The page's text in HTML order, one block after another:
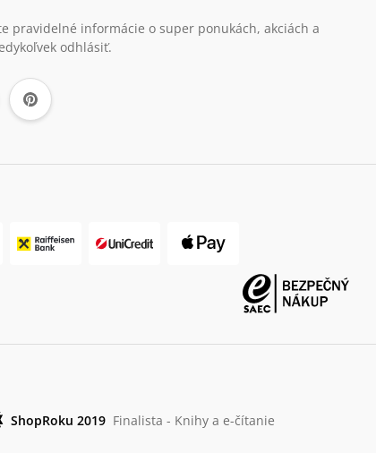
pravidelné informácie o super ponukách, akciách a
odhlásiť.
ShopRoku 2019 Finalista - Knihy a e-čítanie